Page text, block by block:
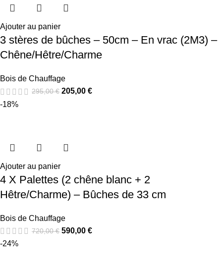
Ajouter au panier
3 stères de bûches – 50cm – En vrac (2M3) –
Chêne/Hêtre/Charme
Bois de Chauffage
295,00€ 205,00 €
-18%
Ajouter au panier
4 X Palettes (2 chêne blanc + 2
Hêtre/Charme) – Bûches de 33 cm
Bois de Chauffage
720,00€ 590,00 €
-24%